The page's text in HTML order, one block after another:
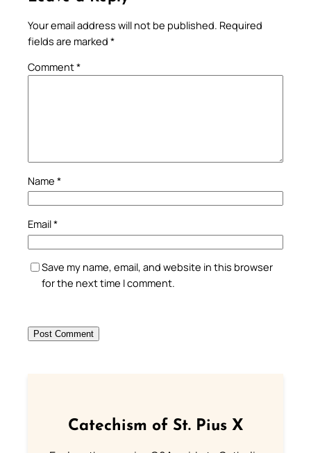
Your email address will not be published. Required
fields are marked *
Comment*
Name *
Email*
Save my name, email, and website in this browser
for the next time I comment.
Catechism of St. Pius X